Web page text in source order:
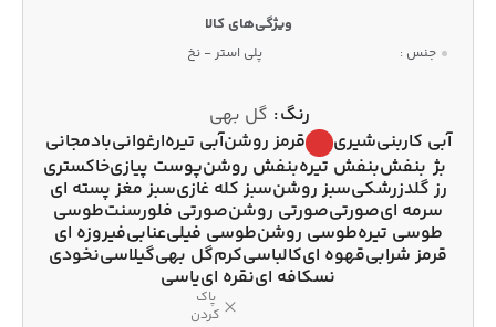
جنس : پلی استر - نخ
رنگ گل بهی
آبی کاربنیشیری قرمز روشنآبی تیرهارغوانیبادمجانی
بژ بنفشبنفش تیرهبنفش روشنپوست پیازیخاکستری
رز گلدزرشکیسبز روشنسبز کله غازیسبز مغز پسته ای
سرمه ایصورتیصورتی روشنصورتی فلورسنتطوسی
طوسی تیرهطوسی روشنطوسی فیلیعنابیفیروزه ای
قرمز شرابیقهوه ایکالباسیکرمگل بهیگیلاسینخودی
نسکافه اینقره اییاسی
پاک
کردن